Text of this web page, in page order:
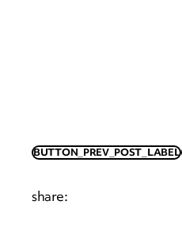
BUTTON_PREV_POST_LABEL
share: